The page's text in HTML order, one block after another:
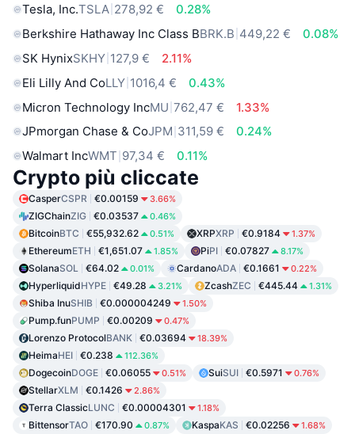
Tesla, Inc.TSLA 278,92 €
0.28%
Berkshire Hathaway Inc Class BBRK.B 449,22 €
0.08%
SK HynixSKHY 127,9 €
2.11%
Eli Lilly And CoLLY 1016,4 €
0.43%
Micron Technology IncMU 762,47 €
1.33%
JPmorgan Chase & CoJPM 311,59 €
0.24%
Walmart IncWMT 97,34 € 0.11%
Crypto più cliccate
CasperCSPR €0.00159 3.66%
ZIGChainZIG €0.03537 0.46%
BitcoinBTC €55,932.62 0.51% XRPXRP €0.9184 1.37%
EthereumETH €1,651.07 1.85% PiPI €0.07827 8.17%
SolanaSOL €64.02 0.01% CardanoADA €0.1661 0.22%
HyperliquidHYPE €49.28 3.21% ZcashZEC €445.44 1.31%
Shiba InuSHIB €0.000004249 1.50%
Pump.funPUMP €0.00209 0.47%
Lorenzo ProtocolBANK €0.03694 18.39%
HeimaHEI €0.238 112.36%
DogecoinDOGE €0.06055 0.51% SuiSUI €0.5971 0.76%
StellarXLM €0.1426 2.86%
Terra ClassicLUNC €0.00004301 1.18%
BittensorTAO €170.90 0.87% KaspaKAS €0.02256 1.68%